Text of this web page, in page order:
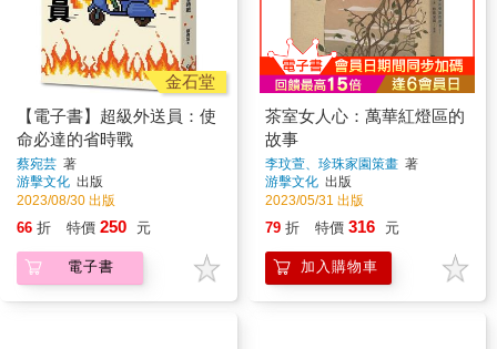
金石堂
【電子書】超級外送員：使
命必達的省時戰
蔡宛芸 著
游擊文化 出版
2023/08/30 出版
66 折 特價 250 元
電子書
茶室女人心：萬華紅燈區的
故事
李玟萱、珍珠家園策畫 著
游擊文化 出版
2023/05/31 出版
79 折 特價 316 元
加入購物車